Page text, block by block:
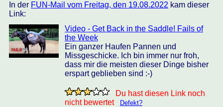
In der FUN-Mail vom Freitag, den 19.08.2022 kam dieser
Link:
Video - Get Back in the Saddle! Fails of
the Week
Ein ganzer Haufen Pannen und
Missgeschicke. Ich bin immer nur froh,
dass mir die meisten dieser Dinge bisher
erspart geblieben sind :-)
Du hast diesen Link noch
nicht bewertet
Defekt?